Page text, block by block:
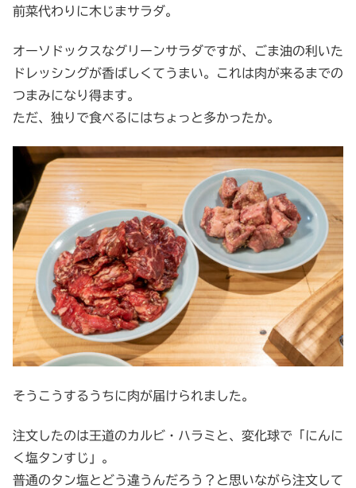
前菜代わりに木じまサラダ。
オーソドックスなグリーンサラダですが、ごま油の利いた
ドレッシングが香ばしくてうまい。これは肉が来るまでの
つまみになり得ます。
ただ、独りで食べるにはちょっと多かったか。
そうこうするうちに肉が届けられました。
注文したのは王道のカルビ・ハラミと、変化球で「にんに
く塩タンすじ」。
普通のタン塩とどう違うんだろう？と思いながら注文して